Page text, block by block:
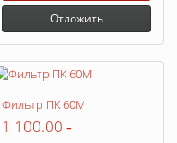
Отложить
Фильтр ПК 60М
1 100.00 -